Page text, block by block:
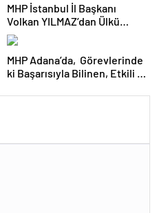
MHP İstanbul İl Başkanı
Volkan YILMAZ’dan Ülkü
Ocakları Eğitim ve Kültür
Vakfı’nın İl Başkanı Alparslan
DOĞAN’a Ziyaret…
MHP Adana’da, Görevlerinde
ki Başarısıyla Bilinen, Etkili ve
Kucaklaşan, Ülküsüne Ve